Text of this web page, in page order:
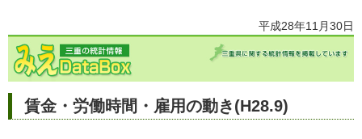
平成28年11月30日
賃金・労働時間・雇用の動き(H28.9)